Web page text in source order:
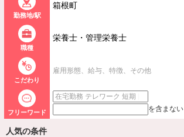
勤務地/駅
箱根町
職種
栄養士・管理栄養士
こだわり
雇用形態、給与、特徴、その他
フリーワード を含まない
人気の条件